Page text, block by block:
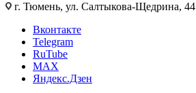
г. Тюмень, ул. Салтыкова-Щедрина, 44
Вконтакте
Telegram
RuTube
MAX
Яндекс.Дзен